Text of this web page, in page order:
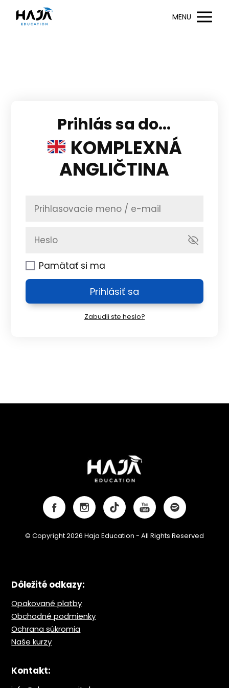
MENU
Prihlás sa do...
KOMPLEXNÁ
ANGLIČTINA
Pamätať si ma
Prihlásiť sa
Zabudli ste heslo?
© Copyright 2026 Haja Education - All Rights Reserved
Dôležité odkazy:
Opakované platby
Obchodné podmienky
Ochrana súkromia
Naše kurzy
Kontakt: